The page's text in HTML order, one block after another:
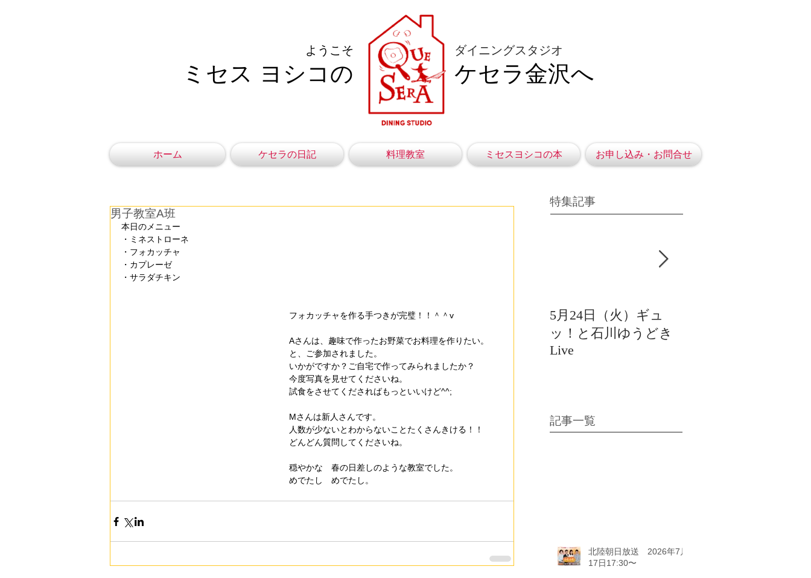
ようこそ
ミセス ヨシコの
ダイニングスタジオ
ケセラ金沢へ
ホーム ケセラの日記 料理教室 ミセスヨシコの本 お申し込み・お問合せ
男子教室A班
本日のメニュー
・ミネストローネ
・フォカッチャ
・カプレーゼ
・サラダチキン
フォカッチャを作る手つきが完璧！！＾＾v
Aさんは、趣味で作ったお野菜でお料理を作りたい。
と、ご参加されました。
いかがですか？ご自宅で作ってみられましたか？
今度写真を見せてくださいね。
試食をさせてくださればもっといいけど^^;
Mさんは新人さんです。
人数が少ないとわからないことたくさんきける！！
どんどん質問してくださいね。
穏やかな　春の日差しのような教室でした。
めでたし　めでたし。
特集記事
5月24日（火）ギュ
ッ！と石川ゆうどき
Live
記事一覧
北陸朝日放送 2026年7月
17日17:30〜